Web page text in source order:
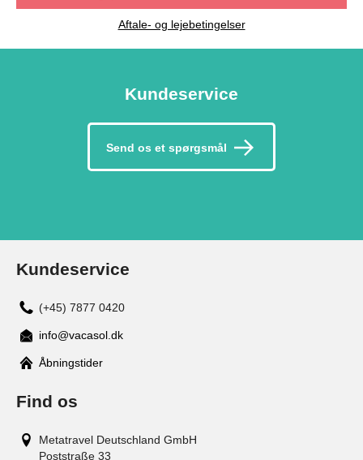
Aftale- og lejebetingelser
Kundeservice
Send os et spørgsmål
Kundeservice
(+45) 7877 0420
info@vacasol.dk
Åbningstider
Find os
Metatravel Deutschland GmbH
Poststraße 33